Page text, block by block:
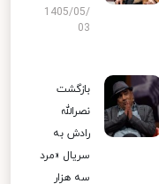
1405/05/
03
بازگشت
نصرالله
رادش به
سریال «مرد
سه هزار